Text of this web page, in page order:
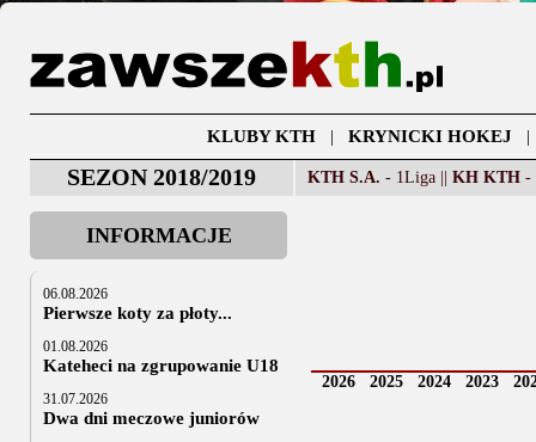
KLUBY KTH| KRYNICKI HOKEJ
SEZON 2018/2019 KTH S.A. - 1Liga || KH KTH -
INFORMACJE
06.08.2026
Pierwsze koty za płoty...
01.08.2026
Kateheci na zgrupowanie U18
31.07.2026
Dwa dni meczowe juniorów
2026 2025 2024 2023